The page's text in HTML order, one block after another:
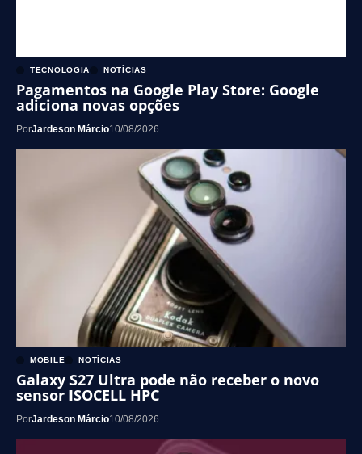
TECNOLOGIA NOTÍCIAS
Pagamentos na Google Play Store: Google
adiciona novas opções
PorJardeson Márcio10/08/2026
MOBILE NOTÍCIAS
Galaxy S27 Ultra pode não receber o novo
sensor ISOCELL HPC
PorJardeson Márcio10/08/2026